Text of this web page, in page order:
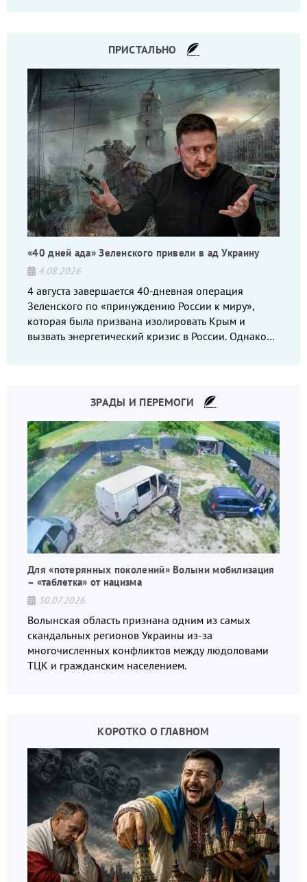
ПРИСТАЛЬНО
«40 дней ада» Зеленского привели в ад Украину
4.08.2026
4 августа завершается 40-дневная операция
Зеленского по «принуждению России к миру»,
которая была призвана изолировать Крым и
вызвать энергетический кризис в России. Однако
ЗРАДЫ И ПЕРЕМОГИ
Для «потерянных поколений» Волыни мобилизация
– «таблетка» от нацизма
30.07.2026
Волынская область признана одним из самых
скандальных регионов Украины из-за
многочисленных конфликтов между людоловами
ТЦК и гражданским населением.
КОРОТКО О ГЛАВНОМ